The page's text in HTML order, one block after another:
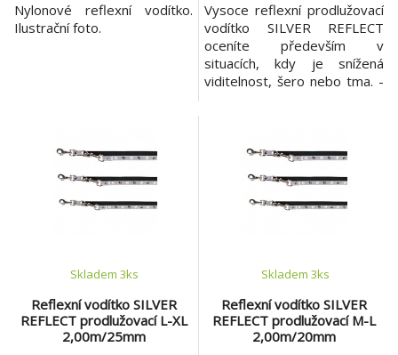
Nylonové reflexní vodítko.
Ilustrační foto.
Vysoce reflexní prodlužovací
vodítko SILVER REFLECT
oceníte především v
situacích, kdy je snížená
viditelnost, šero nebo tma. -
povrchová reflexní vrstva je
z měkkého plastu do kterého
se nevpíjí špína Materiál:
nylon, plast s reflexní
Reflexní vodítko SILVER
REFLECT prodlužovací L-XL
2,00m/25mm
Skladem 3ks
Reflexní vodítko SILVER
REFLECT prodlužovací M-L
2,00m/20mm
Skladem 3ks